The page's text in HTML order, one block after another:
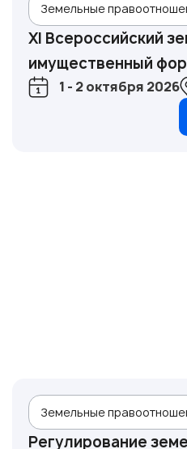
Земельные
XI Всероссийский
имущественный
1 - 2 октября 2026
Земельные
Регулирование